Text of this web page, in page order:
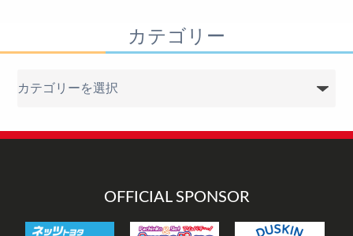
カテゴリー
リ
OFFICIAL SPONSOR